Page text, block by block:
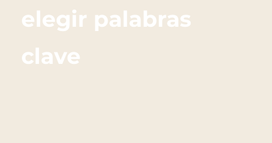
elegir palabras
clave